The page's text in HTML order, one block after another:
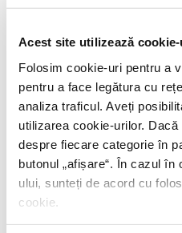
Acest site utilizează
Folosim cookie-uri pentru a
pentru a face legătura cu
analiza traficul. Aveți
utilizarea cookie-urilor.
despre fiecare categorie în
butonul „ afișare“. În cazul în
ului, sunteți de acord cu
cookie.